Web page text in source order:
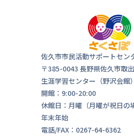
佐久市市民活動サポートセン
〒385-0043 長野県佐久市取
生涯学習センター（野沢会館）
開館：9:00-20:00
休館日：月曜（月曜が祝日の
年末年始
電話/FAX：0267-64-6362